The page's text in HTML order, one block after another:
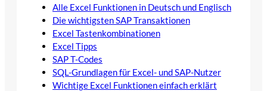
Alle Excel Funktionen in Deutsch und Englisch
Die wichtigsten SAP Transaktionen
Excel Tastenkombinationen
Excel Tipps
SAP T-Codes
SQL-Grundlagen für Excel- und SAP-Nutzer
Wichtige Excel Funktionen einfach erklärt